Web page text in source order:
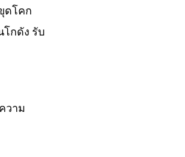
ดโคก
กดัง รับ
วาม